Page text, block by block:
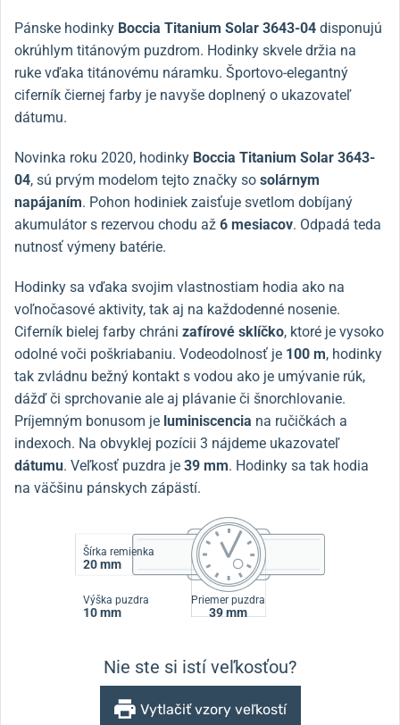
Pánske hodinky Boccia Titanium Solar 3643-04 disponujú
okrúhlym titánovým puzdrom. Hodinky skvele držia na
ruke vďaka titánovému náramku. Športovo-elegantný
ciferník čiernej farby je navyše doplnený o ukazovateľ
dátumu.
Novinka roku 2020, hodinky Boccia Titanium Solar 3643-
04, sú prvým modelom tejto značky so solárnym
napájaním. Pohon hodiniek zaisťuje svetlom dobíjaný
akumulátor s rezervou chodu až 6 mesiacov. Odpadá teda
nutnosť výmeny batérie.
Hodinky sa vďaka svojim vlastnostiam hodia ako na
voľnočasové aktivity, tak aj na každodenné nosenie.
Ciferník bielej farby chráni zafírové sklíčko, ktoré je vysoko
odolné voči poškriabaniu. Vodeodolnosť je 100 m, hodinky
tak zvládnu bežný kontakt s vodou ako je umývanie rúk,
dážď či sprchovanie ale aj plávanie či šnorchlovanie.
Príjemným bonusom je luminiscencia na ručičkách a
indexoch. Na obvyklej pozícii 3 nájdeme ukazovateľ
dátumu. Veľkosť puzdra je 39 mm. Hodinky sa tak hodia
na väčšinu pánskych zápästí.
Šírka remienka
20 mm
Výška puzdra
10 mm
Priemer puzdra
39 mm
Nie ste si istí veľkosťou?
Vytlačiť vzory veľkostí